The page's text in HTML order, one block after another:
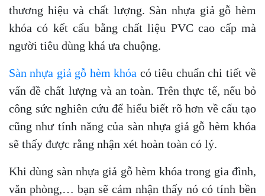
thương hiệu và chất lượng. Sàn nhựa giả gỗ hèm
khóa có kết cấu bằng chất liệu PVC cao cấp mà
người tiêu dùng khá ưa chuộng.
Sàn nhựa giả gỗ hèm khóa có tiêu chuẩn chi tiết về
vấn đề chất lượng và an toàn. Trên thực tế, nếu bỏ
công sức nghiên cứu để hiểu biết rõ hơn về cấu tạo
cũng như tính năng của sàn nhựa giả gỗ hèm khóa
sẽ thấy được rằng nhận xét hoàn toàn có lý.
Khi dùng sàn nhựa giả gỗ hèm khóa trong gia đình,
văn phòng,… bạn sẽ cảm nhận thấy nó có tính bền